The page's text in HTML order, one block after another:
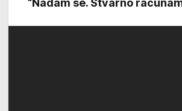
“Nadam se. Stvarno računam